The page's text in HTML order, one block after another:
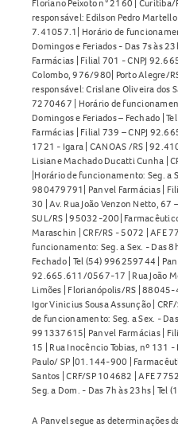
Floriano Peixoto n° 2160 |
responsável: Edilson Pedro
7.41057.1| Horário de
Domingos e Feriados - Das 7s às
Farmácias | Filial 701 - CNPJ
Colombo, 976/980| Porto Alegre/
responsável: Crislane Oliveira dos
7270467 | Horário de
Domingos e Feriados – Fechado |
Farmácias | Filial 739 – CNPJ
1721 - Igara | CANOAS /RS |
Lisiane Machado Ducatti Cunha |
|Horário de funcionamento: Seg. a
980479791| Panvel Farmácias |
30 | Av. Rua João Venzon Netto, 67
SUL/RS | 95032-200|
Maraschin | CRF/RS - 5072 | AFE
funcionamento: Seg. a Sex. - Das
Fechado | Tel (54) 996259744 |
92.665.611/0567-17 | Rua João
Limões | Florianópolis/RS |
Igor Vinicius Sousa Assunção |
de funcionamento: Seg. a Sex. -
991337615| Panvel Farmácias |
15 | Rua Inocêncio Tobias, nº 131 -
Paulo/ SP |01.144-900 |
Santos | CRF/SP 104682 | AFE
Seg. a Dom. - Das 7h às 23hs | Tel
A Panvel segue as determinações